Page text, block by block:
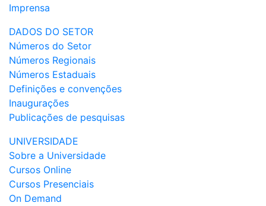
Imprensa
DADOS DO SETOR
Números do Setor
Números Regionais
Números Estaduais
Definições e convenções
Inaugurações
Publicações de pesquisas
UNIVERSIDADE
Sobre a Universidade
Cursos Online
Cursos Presenciais
On Demand